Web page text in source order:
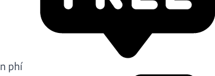
phí